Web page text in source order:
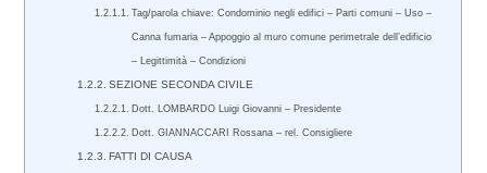
Tag/parola chiave: Condominio negli edifici – Parti comuni – Uso –
Canna fumaria – Appoggio al muro comune perimetrale dell’edificio
– Legittimità – Condizioni
SEZIONE SECONDA CIVILE
Dott. LOMBARDO Luigi Giovanni – Presidente
Dott. GIANNACCARI Rossana – rel. Consigliere
FATTI DI CAUSA